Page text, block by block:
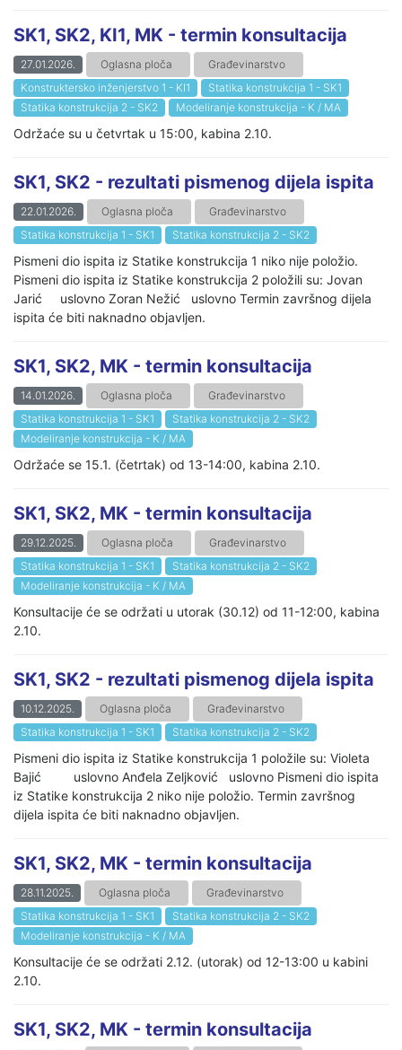
SK1, SK2, KI1, MK - termin konsultacija
27.01.2026. Oglasna ploča
Građevinarstvo
Konstruktersko inženjerstvo 1 - KI1
Statika konstrukcija 1 - SK1
Statika konstrukcija 2 - SK2
Modeliranje konstrukcija - K / MA
Održaće su u četvrtak u 15:00, kabina 2.10.
SK1, SK2 - rezultati pismenog dijela ispita
22.01.2026. Oglasna ploča
Građevinarstvo
Statika konstrukcija 1 - SK1
Statika konstrukcija 2 - SK2
Pismeni dio ispita iz Statike konstrukcija 1 niko nije položio.
Pismeni dio ispita iz Statike konstrukcija 2 položili su: Jovan
Jarić uslovno Zoran Nežić uslovno Termin završnog dijela
ispita će biti naknadno objavljen.
SK1, SK2, MK - termin konsultacija
14.01.2026. Oglasna ploča
Građevinarstvo
Statika konstrukcija 1 - SK1
Statika konstrukcija 2 - SK2
Modeliranje konstrukcija - K / MA
Održaće se 15.1. (četrtak) od 13-14:00, kabina 2.10.
SK1, SK2, MK - termin konsultacija
29.12.2025. Oglasna ploča
Građevinarstvo
Statika konstrukcija 1 - SK1
Statika konstrukcija 2 - SK2
Modeliranje konstrukcija - K / MA
Konsultacije će se održati u utorak (30.12) od 11-12:00, kabina
2.10.
SK1, SK2 - rezultati pismenog dijela ispita
10.12.2025. Oglasna ploča
Građevinarstvo
Statika konstrukcija 1 - SK1
Statika konstrukcija 2 - SK2
Pismeni dio ispita iz Statike konstrukcija 1 položile su: Violeta
Bajić uslovno Anđela Zeljković uslovno Pismeni dio ispita
iz Statike konstrukcija 2 niko nije položio. Termin završnog
dijela ispita će biti naknadno objavljen.
SK1, SK2, MK - termin konsultacija
28.11.2025. Oglasna ploča
Građevinarstvo
Statika konstrukcija 1 - SK1
Statika konstrukcija 2 - SK2
Modeliranje konstrukcija - K / MA
Konsultacije će se održati 2.12. (utorak) od 12-13:00 u kabini
2.10.
SK1, SK2, MK - termin konsultacija